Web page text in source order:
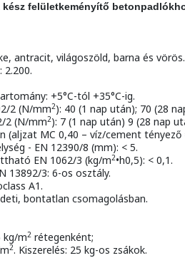
kész felületkeményítő
antracit, világoszöld, barna és vörös.
2.200.
+5°C-tól +35°C-ig.
2 (N/mm2): 40 (1 nap után); 70 (28
2 (N/mm2): 7 (1 nap után) 9 (28 nap
(aljzat MC 0,40 – víz/cement
- EN 12390/8 (mm): < 5.
EN 1062/3 (kg/m2•h0,5): < 0,1.
13892/3: 6-os osztály.
A1.
bontatlan csomagolásban.
kg/m2 rétegenként;
2. Kiszerelés: 25 kg-os zsákok.